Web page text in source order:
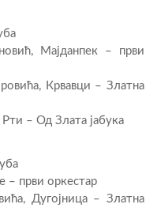
Мајданпек – први
Крвавци – Златна
– Од Злата јабука
– први оркестар
Дугојница – Златна